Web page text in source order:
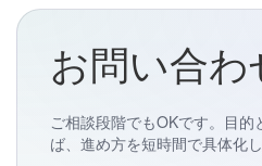
お問い合わ
ご相談段階でもOKです。目
ば、進め方を短時間で具体化し